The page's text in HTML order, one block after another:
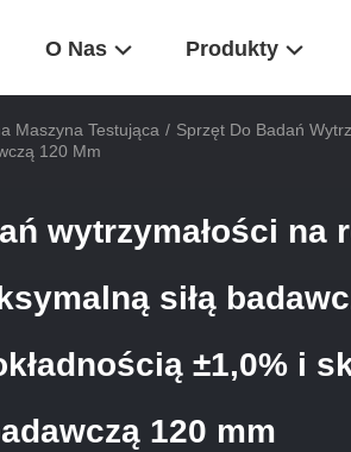
O Nas Produkty
Maszyna Testująca / Sprzęt Do Badań
120 Mm
wytrzymałości na
siłą
±1,0% i
120 mm